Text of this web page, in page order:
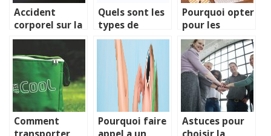
Accident
corporel sur la
route, qu’en
est-il de
l’indemnisation
Quels sont les
types de
moteurs
electriques mis
en vogue ?
Pourquoi opter
pour les
services d’une
agence de
strategie
sociale ?
Comment
Pourquoi faire
Astuces pour